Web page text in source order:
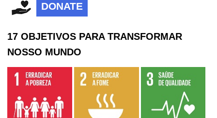
DONATE
17 OBJETIVOS PARA TRANSFORMAR
NOSSO MUNDO